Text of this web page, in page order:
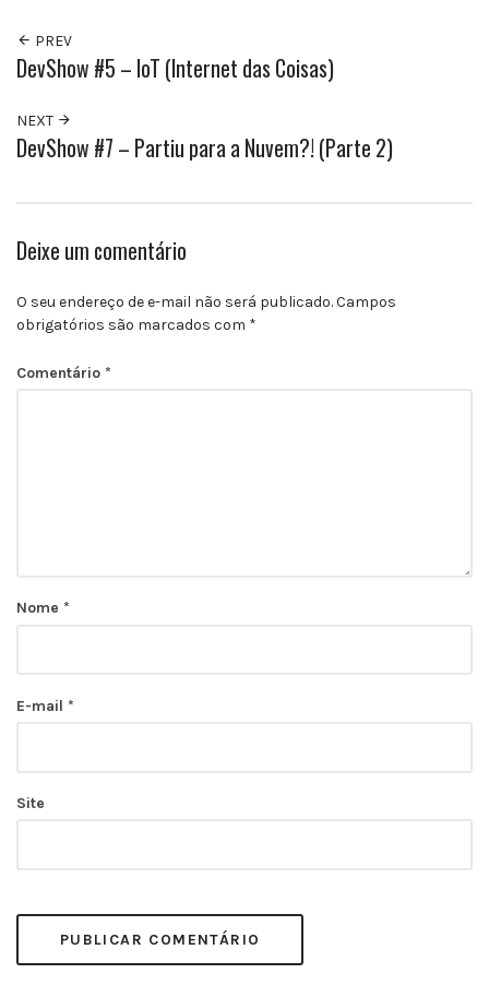
PREV
DevShow #5 – IoT (Internet das Coisas)
NEXT
DevShow #7 – Partiu para a Nuvem?! (Parte 2)
Deixe um comentário
O seu endereço de e-mail não será publicado.Campos
obrigatórios são marcados com *
Comentário *
Nome *
E-mail *
Site